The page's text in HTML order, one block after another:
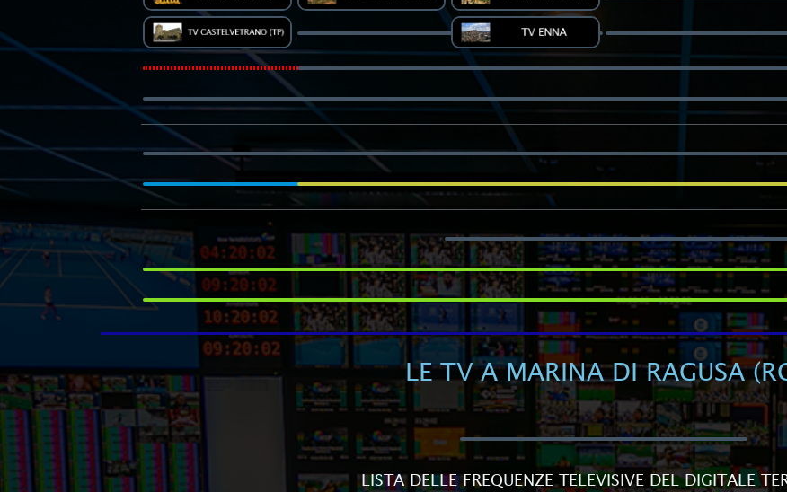
LE TV A MARINA DI RAGUSA
LISTA DELLE FREQUENZE TELEVISIVE DEL DIGITALE